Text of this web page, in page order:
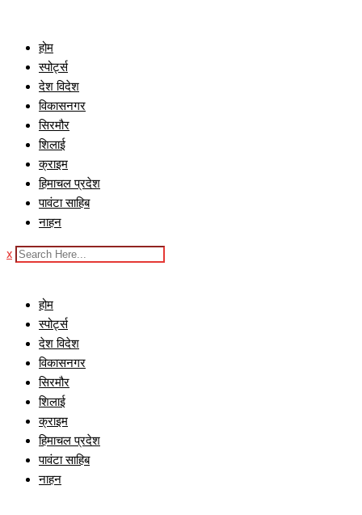
contentहोम
स्पोर्ट्स
देश विदेश
विकासनगर
सिरमौर
शिलाई
क्राइम
हिमाचल प्रदेश
पावंटा साहिब
नाहन
x
होम
स्पोर्ट्स
देश विदेश
विकासनगर
सिरमौर
शिलाई
क्राइम
हिमाचल प्रदेश
पावंटा साहिब
नाहन